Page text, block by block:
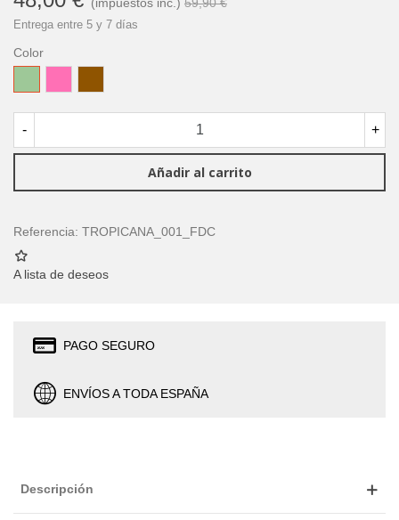
Entrega entre 5 y 7 días
Color
Laurel
- +
Añadir al carrito
Referencia: TROPICANA_001_FDC
A lista de deseos
PAGO SEGURO
ENVÍOS A TODA ESPAÑA
Descripción